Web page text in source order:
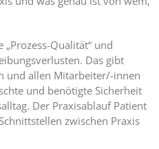
Qualität“ und
Das gibt
und allen Mitarbeiter/-innen
und benötigte Sicherheit
Der Praxisablauf Patient
zwischen Praxis